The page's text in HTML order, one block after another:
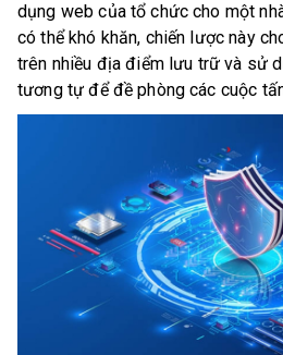
dụng web của tổ chức cho một
có thể khó khăn, chiến lược này
trên nhiều địa điểm lưu trữ và sử
tương tự để đề phòng các cuộc